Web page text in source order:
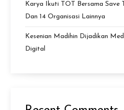
Karya Ikuti TOT Bersama Save
Dan 14 Organisasi Lainnya
Kesenian Madihin Dijadikan
Digital